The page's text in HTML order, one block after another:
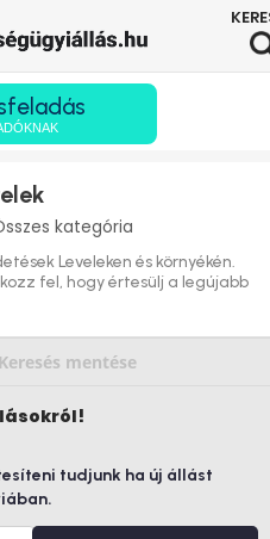
kategória
Leveleken és környékén.
fel, hogy értesülj a legújabb
Keresés mentése
tudjunk ha új állást